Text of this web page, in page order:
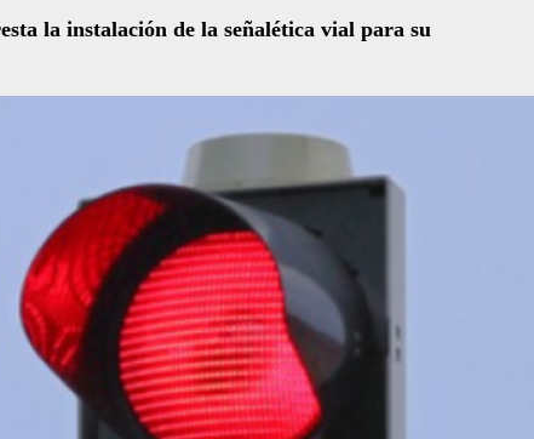
la instalación de la señalética vial para su